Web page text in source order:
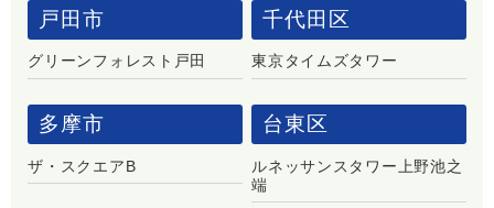
戸田市
グリーンフォレスト戸田
千代田区
東京タイムズタワー
多摩市
ザ・スクエアB
台東区
ルネッサンスタワー上野池之
端